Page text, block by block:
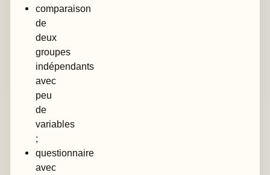
comparaison
de
deux
groupes
indépendants
avec
peu
de
variables
;
questionnaire
avec